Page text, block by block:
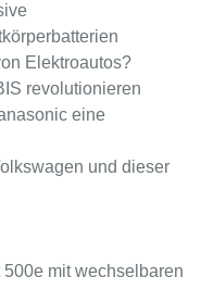
Elektroautos?
revolutionieren
eine
und dieser
mit wechselbaren